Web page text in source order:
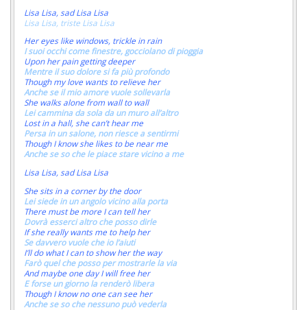
Lisa Lisa, sad Lisa Lisa
Lisa Lisa, triste Lisa Lisa
Her eyes like windows, trickle in rain
I suoi occhi come finestre, gocciolano di pioggia
Upon her pain getting deeper
Mentre il suo dolore si fa più profondo
Though my love wants to relieve her
Anche se il mio amore vuole sollevarla
She walks alone from wall to wall
Lei cammina da sola da un muro all’altro
Lost in a hall, she can’t hear me
Persa in un salone, non riesce a sentirmi
Though I know she likes to be near me
Anche se so che le piace stare vicino a me
Lisa Lisa, sad Lisa Lisa
She sits in a corner by the door
Lei siede in un angolo vicino alla porta
There must be more I can tell her
Dovrà esserci altro che posso dirle
If she really wants me to help her
Se davvero vuole che io l’aiuti
I’ll do what I can to show her the way
Farò quel che posso per mostrarle la via
And maybe one day I will free her
E forse un giorno la renderò libera
Though I know no one can see her
Anche se so che nessuno può vederla